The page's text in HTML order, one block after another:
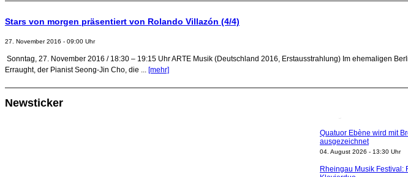
Stars von morgen präsentiert von Rolando Villazón (4/4)
27. November 2016 - 09:00 Uhr
Sonntag, 27. November 2016 / 18:30 – 19:15 Uhr ARTE Musik (Deutschland 2016, Erstausstrahlung) Im ehemaligen
Erraught, der Pianist Seong-Jin Cho, die ... [mehr]
Newsticker
ausgezeichnet
04. August 2026 - 13:30 Uhr
Klavierduo